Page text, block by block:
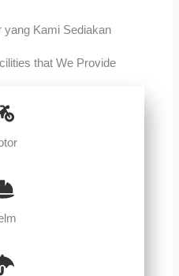
yang Kami Sediakan
that We Provide